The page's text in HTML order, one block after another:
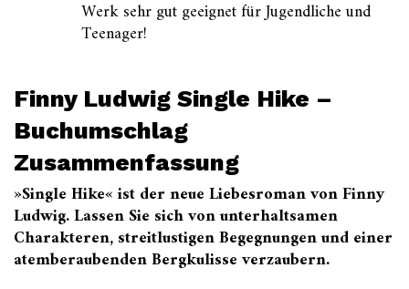
Werk sehr gut geeignet für Jugendliche und
Teenager!
Finny Ludwig Single Hike –
Buchumschlag
Zusammenfassung
»Single Hike« ist der neue Liebesroman von Finny
Ludwig. Lassen Sie sich von unterhaltsamen
Charakteren, streitlustigen Begegnungen und einer
atemberaubenden Bergkulisse verzaubern.